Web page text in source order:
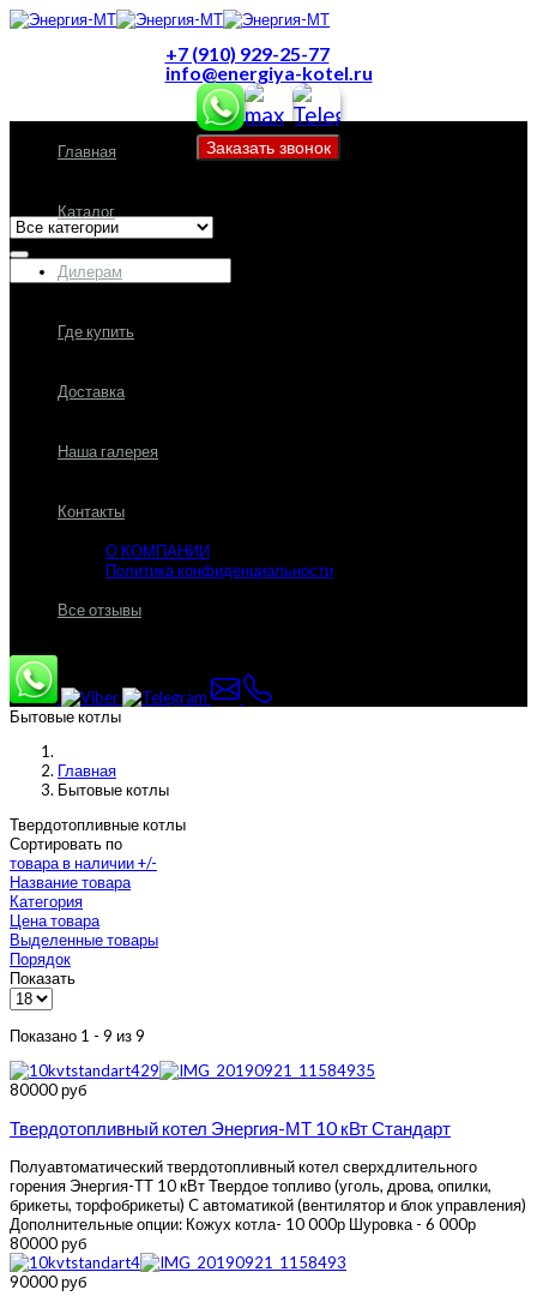
+7 (910) 929-25-77
info@energiya-kotel.ru
Главная
Каталог
Дилерам
Где купить
Доставка
Наша галерея
Контакты
О КОМПАНИИ
Политика конфиденциальности
Все отзывы
Бытовые котлы
Главная
Бытовые котлы
Твердотопливные котлы
Сортировать по
товара в наличии +/-
Название товара
Категория
Цена товара
Выделенные товары
Порядок
Показать
Показано 1 - 9 из 9
80000 руб
Твердотопливный котел Энергия-МТ 10 кВт Стандарт
Полуавтоматический твердотопливный котел сверхдлительного
горения Энергия-ТТ 10 кВт Твердое топливо (уголь, дрова, опилки,
брикеты, торфобрикеты) C автоматикой (вентилятор и блок управления)
Дополнительные опции: Кожух котла- 10 000р Шуровка - 6 000р
80000 руб
90000 руб